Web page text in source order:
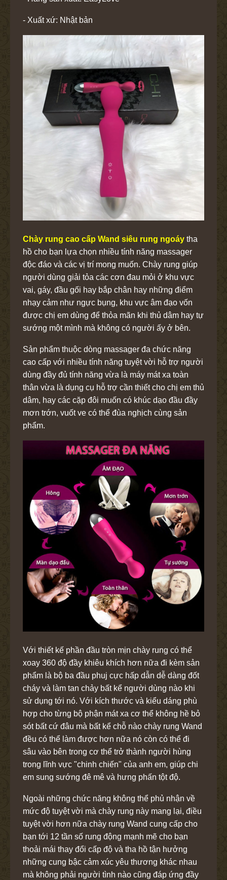
- Xuất xứ: Nhật bản
Chày rung cao cấp Wand siêu rung ngoáy tha
hồ cho bạn lựa chọn nhiều tính năng massager
độc đáo và các vị trí mong muốn. Chày rung giúp
người dùng giải tỏa các cơn đau mỏi ở khu vực
vai, gáy, đầu gối hay bắp chân hay những điểm
nhạy cảm như ngực bụng, khu vực âm đạo vốn
được chị em dùng để thỏa mãn khi thủ dâm hay tự
sướng một mình mà không có người ấy ở bên.
Sản phẩm thuộc dòng massager đa chức năng
cao cấp với nhiều tính năng tuyệt vời hỗ trợ người
dùng đầy đủ tính năng vừa là máy mát xa toàn
thân vừa là dụng cụ hỗ trợ cần thiết cho chị em thủ
dâm, hay các cặp đôi muốn có khúc dạo đầu đầy
mơn trớn, vuốt ve có thể đùa nghịch cùng sản
phẩm.
Với thiết kế phần đầu tròn mịn chày rung có thể
xoay 360 độ đầy khiêu khích hơn nữa đi kèm sản
phẩm là bộ ba đầu phuj cực hấp dẫn dễ dàng đốt
cháy và làm tan chảy bất kể người dùng nào khi
sử dụng tới nó. Với kích thước và kiểu dáng phù
hợp cho từng bộ phận mát xa cơ thể không hề bỏ
sót bất cứ đâu mà bất kể chỗ nào chày rung Wand
đều có thể làm được hơn nữa nó còn có thể đi
sâu vào bên trong cơ thể trở thành người hùng
trong lĩnh vực "chinh chiến" của anh em, giúp chi
em sung sướng đê mê và hưng phấn tột độ.
Ngoài những chức năng không thể phủ nhận về
mức độ tuyệt vời mà chày rung này mang lại, điều
tuyệt vời hơn nữa chày rung Wand cung cấp cho
bạn tới 12 tần số rung động mạnh mẽ cho bạn
thoải mái thay đổi cấp độ và tha hồ tận hưởng
những cung bậc cảm xúc yêu thương khác nhau
mà không phải người tình nào cũng đáp ứng đầy